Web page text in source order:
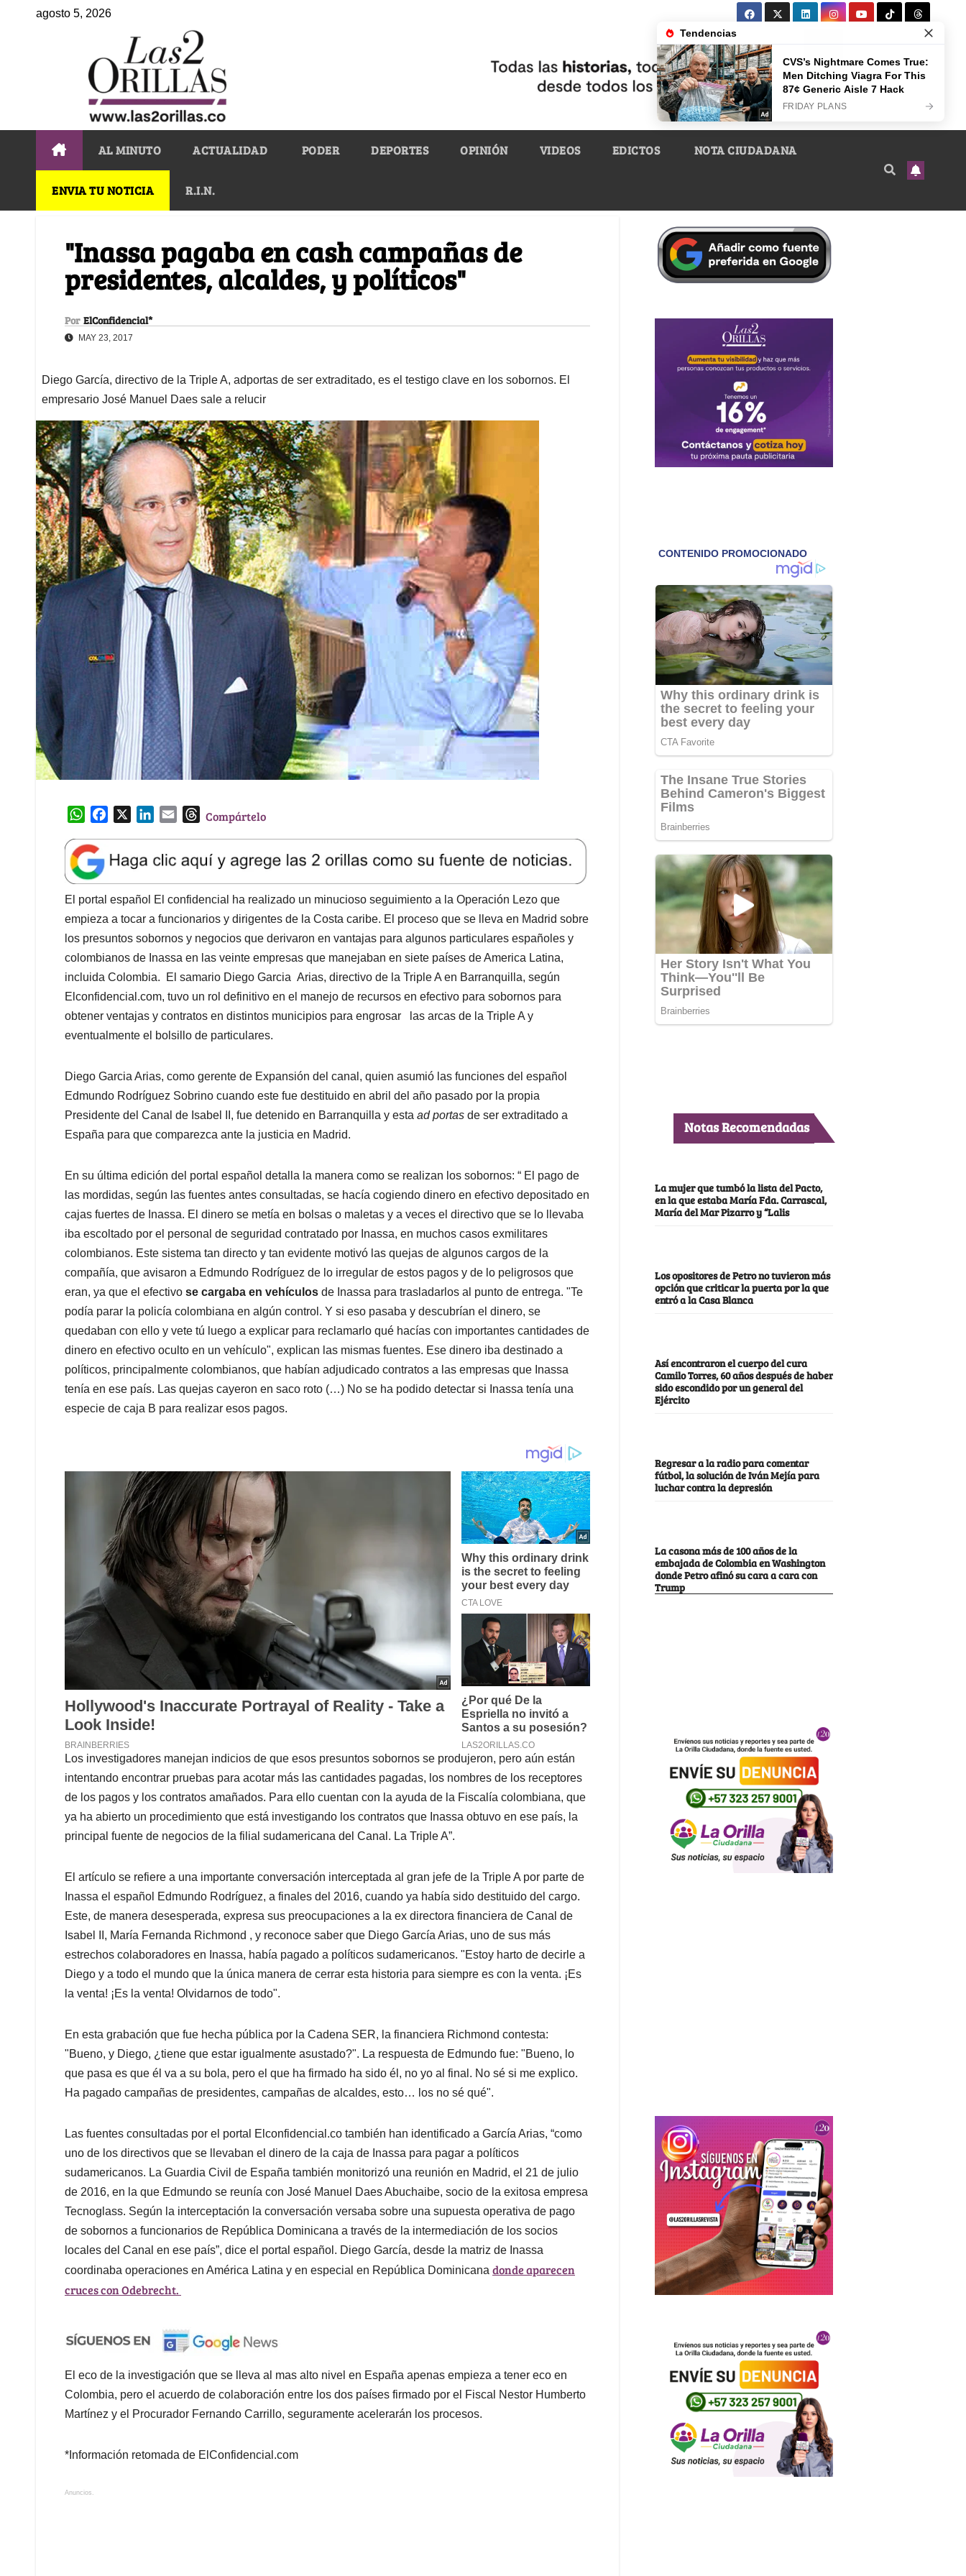
agosto 5, 2026
AL MINUTO ACTUALIDAD PODER DEPORTES OPINIÓN VIDEOS EDICTOS NOTA CIUDADANA
ENVIA TU NOTICIA R.I.N.
"Inassa pagaba en cash campañas de
presidentes, alcaldes, y políticos"
Por ElConfidencial*
MAY 23, 2017
Diego García, directivo de la Triple A, adportas de ser extraditado, es el testigo clave en los sobornos. El
empresario José Manuel Daes sale a relucir
W
a
t
s
A
p
p
e
b
o
o
k
k
e
d
I
n
l
T
e
a
d
s
Compártelo
El portal español El confidencial ha realizado un minucioso seguimiento a la Operación Lezo que
empieza a tocar a funcionarios y dirigentes de la Costa caribe. El proceso que se lleva en Madrid sobre
los presuntos sobornos y negocios que derivaron en vantajas para algunos particulares españoles y
colombianos de Inassa en las veinte empresas que manejaban en siete países de America Latina,
incluida Colombia. El samario Diego Garcia Arias, directivo de la Triple A en Barranquilla, según
Elconfidencial.com, tuvo un rol definitivo en el manejo de recursos en efectivo para sobornos para
obtener ventajas y contratos en distintos municipios para engrosar las arcas de la Triple A y
eventualmente el bolsillo de particulares.
Diego Garcia Arias, como gerente de Expansión del canal, quien asumió las funciones del español
Edmundo Rodríguez Sobrino cuando este fue destituido en abril del año pasado por la propia
Presidente del Canal de Isabel II, fue detenido en Barranquilla y esta ad portas de ser extraditado a
España para que comparezca ante la justicia en Madrid.
En su última edición del portal español detalla la manera como se realizan los sobornos: “ El pago de
las mordidas, según las fuentes antes consultadas, se hacía cogiendo dinero en efectivo depositado en
cajas fuertes de Inassa. El dinero se metía en bolsas o maletas y a veces el directivo que se lo llevaba
iba escoltado por el personal de seguridad contratado por Inassa, en muchos casos exmilitares
colombianos. Este sistema tan directo y tan evidente motivó las quejas de algunos cargos de la
compañía, que avisaron a Edmundo Rodríguez de lo irregular de estos pagos y de lo peligrosos que
eran, ya que el efectivo se cargaba en vehículos de Inassa para trasladarlos al punto de entrega. "Te
podía parar la policía colombiana en algún control. Y si eso pasaba y descubrían el dinero, se
quedaban con ello y vete tú luego a explicar para reclamarlo qué hacías con importantes cantidades de
dinero en efectivo oculto en un vehículo", explican las mismas fuentes. Ese dinero iba destinado a
políticos, principalmente colombianos, que habían adjudicado contratos a las empresas que Inassa
tenía en ese país. Las quejas cayeron en saco roto (…) No se ha podido detectar si Inassa tenía una
especie de caja B para realizar esos pagos.
Los investigadores manejan indicios de que esos presuntos sobornos se produjeron, pero aún están
intentando encontrar pruebas para acotar más las cantidades pagadas, los nombres de los receptores
de los pagos y los contratos amañados. Para ello cuentan con la ayuda de la Fiscalía colombiana, que
ya ha abierto un procedimiento que está investigando los contratos que Inassa obtuvo en ese país, la
principal fuente de negocios de la filial sudamericana del Canal. La Triple A”.
El artículo se refiere a una importante conversación interceptada al gran jefe de la Triple A por parte de
Inassa el español Edmundo Rodríguez, a finales del 2016, cuando ya había sido destituido del cargo.
Este, de manera desesperada, expresa sus preocupaciones a la ex directora financiera de Canal de
Isabel II, María Fernanda Richmond , y reconoce saber que Diego García Arias, uno de sus más
estrechos colaboradores en Inassa, había pagado a políticos sudamericanos. "Estoy harto de decirle a
Diego y a todo el mundo que la única manera de cerrar esta historia para siempre es con la venta. ¡Es
la venta! ¡Es la venta! Olvidarnos de todo".
En esta grabación que fue hecha pública por la Cadena SER, la financiera Richmond contesta:
"Bueno, y Diego, ¿tiene que estar igualmente asustado?". La respuesta de Edmundo fue: "Bueno, lo
que pasa es que él va a su bola, pero el que ha firmado ha sido él, no yo al final. No sé si me explico.
Ha pagado campañas de presidentes, campañas de alcaldes, esto… los no sé qué".
Las fuentes consultadas por el portal Elconfidencial.co también han identificado a García Arias, “como
uno de los directivos que se llevaban el dinero de la caja de Inassa para pagar a políticos
sudamericanos. La Guardia Civil de España también monitorizó una reunión en Madrid, el 21 de julio
de 2016, en la que Edmundo se reunía con José Manuel Daes Abuchaibe, socio de la exitosa empresa
Tecnoglass. Según la interceptación la conversación versaba sobre una supuesta operativa de pago
de sobornos a funcionarios de República Dominicana a través de la intermediación de los socios
locales del Canal en ese país”, dice el portal español. Diego García, desde la matriz de Inassa
coordinaba operaciones en América Latina y en especial en República Dominicana donde aparecen
cruces con Odebrecht.
El eco de la investigación que se lleva al mas alto nivel en España apenas empieza a tener eco en
Colombia, pero el acuerdo de colaboración entre los dos países firmado por el Fiscal Nestor Humberto
Martínez y el Procurador Fernando Carrillo, seguramente acelerarán los procesos.
*Información retomada de ElConfidencial.com
Anuncios.
Notas Recomendadas
La mujer que tumbó la lista del Pacto,
en la que estaba María Fda. Carrascal,
María del Mar Pizarro y “Lalis
Los opositores de Petro no tuvieron más
opción que criticar la puerta por la que
entró a la Casa Blanca
Así encontraron el cuerpo del cura
Camilo Torres, 60 años después de haber
sido escondido por un general del
Ejército
Regresar a la radio para comentar
fútbol, la solución de Iván Mejía para
luchar contra la depresión
La casona más de 100 años de la
embajada de Colombia en Washington
donde Petro afinó su cara a cara con
Trump